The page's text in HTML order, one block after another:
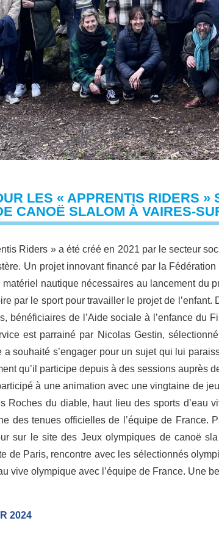
LES « APPRENTIS RIDERS »
CANOË SLALOM À VAIRES-
Riders » a été créé en 2021 par le secteur
Un projet innovant financé par la
nautique nécessaires au lancement du
par le sport pour travailler le projet de
bénéficiaires de l’Aide sociale à l’enfance du
est parrainé par Nicolas Gestin,
a souhaité s’engager pour un sujet qui lui
qu’il participe depuis à des sessions auprès
à une animation avec une vingtaine de
Roches du diable, haut lieu des sports d’eau
des tenues officielles de l’équipe de France.
sur le site des Jeux olympiques de canoë
de Paris, rencontre avec les sélectionnés
vive olympique avec l’équipe de France. Une
2024